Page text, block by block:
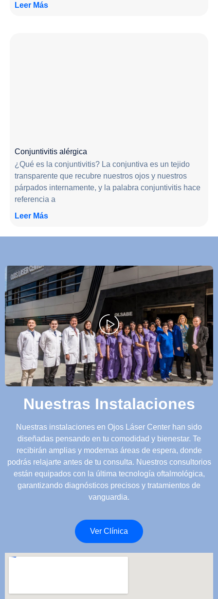
Leer Más
Conjuntivitis alérgica
¿Qué es la conjuntivitis? La conjuntiva es un tejido
transparente que recubre nuestros ojos y nuestros
párpados internamente, y la palabra conjuntivitis hace
referencia a
Leer Más
Nuestras Instalaciones
Nuestras instalaciones en Ojos Láser Center han sido
diseñadas pensando en tu comodidad y bienestar. Te
recibirán amplias y modernas áreas de espera, donde
podrás relajarte antes de tu consulta. Nuestros consultorios
están equipados con la última tecnología oftalmológica,
garantizando diagnósticos precisos y tratamientos de
vanguardia.
Ver Clínica